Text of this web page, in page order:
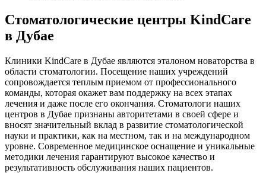
Стоматологические центры KindCare
в Дубае
Клиники KindCare в Дубае являются эталоном новаторства в
области стоматологии. Посещение наших учреждений
сопровождается теплым приемом от профессионального
команды, которая окажет вам поддержку на всех этапах
лечения и даже после его окончания. Стоматологи наших
центров в Дубае признаны авторитетами в своей сфере и
вносят значительный вклад в развитие стоматологической
науки и практики, как на местном, так и на международном
уровне. Современное медицинское оснащение и уникальные
методики лечения гарантируют высокое качество и
результативность обслуживания наших пациентов.